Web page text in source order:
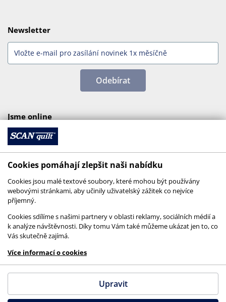
Newsletter
Odebírat
Jsme online
© 2026 SCANquilt - všechna práva vyhrazena
This site is protected by reCAPTCHA and the
GooglePrivacy PolicyandTerms of Serviceapply.
Cookies pomáhají zlepšit naši nabídku
Cookies jsou malé textové soubory, které mohou být používány
webovými stránkami, aby učinily uživatelský zážitek co nejvíce
příjemný.
Cookies sdílíme s našimi partnery v oblasti reklamy, sociálních médií a
k analýze návštěvnosti. Díky tomu Vám také můžeme ukázat jen to, co
Vás skutečně zajímá.
Více informací o cookies
Upravit